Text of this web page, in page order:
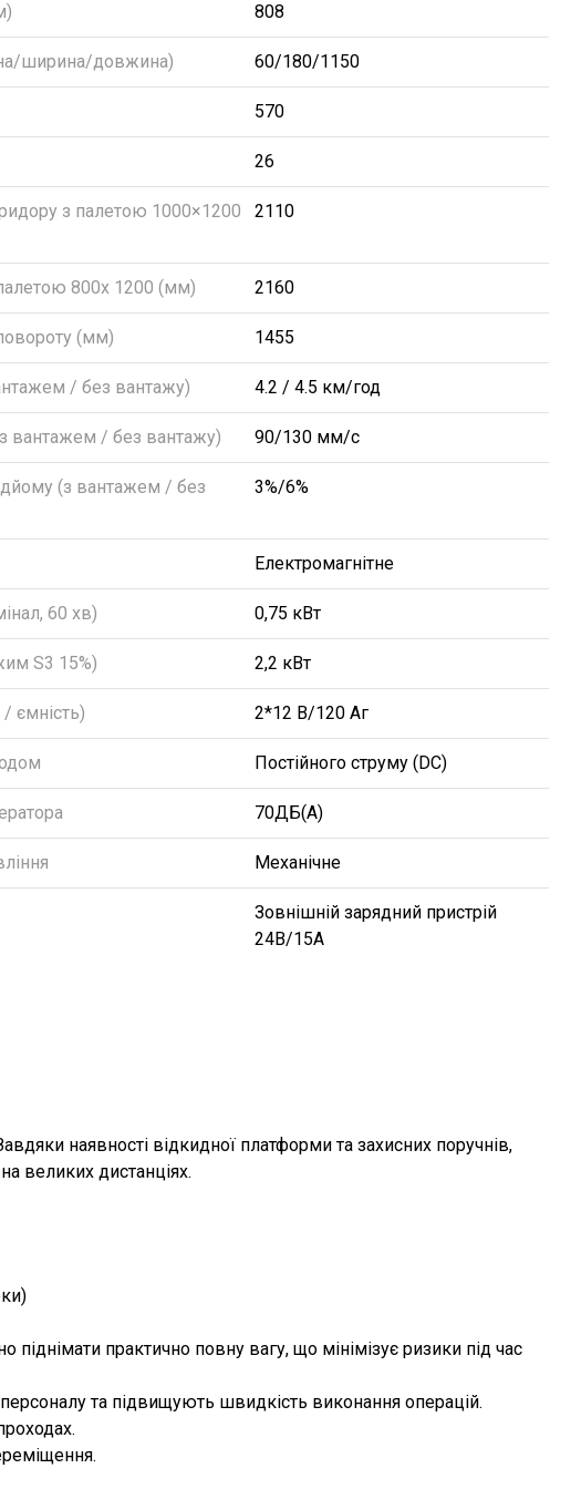
808
ширина/довжина) 60/180/1150
570
26
з палетою 1000×1200
2110
800х 1200 (мм) 2160
(мм) 1455
/ без вантажу) 4.2 / 4.5 км/год
вантажем / без вантажу) 90/130 мм/с
(з вантажем / без
3%/6%
Електромагнітне
60 хв) 0,75 кВт
S3 15%) 2,2 кВт
ємність) 2*12 В/120 Аг
Постійного струму (DC)
70ДБ(А)
Механічне
Зовнішній зарядний пристрій
24В/15А
наявності відкидної платформи та захисних поручнів,
великих дистанціях.
практично повну вагу, що мінімізує ризики під час
та підвищують швидкість виконання операцій.